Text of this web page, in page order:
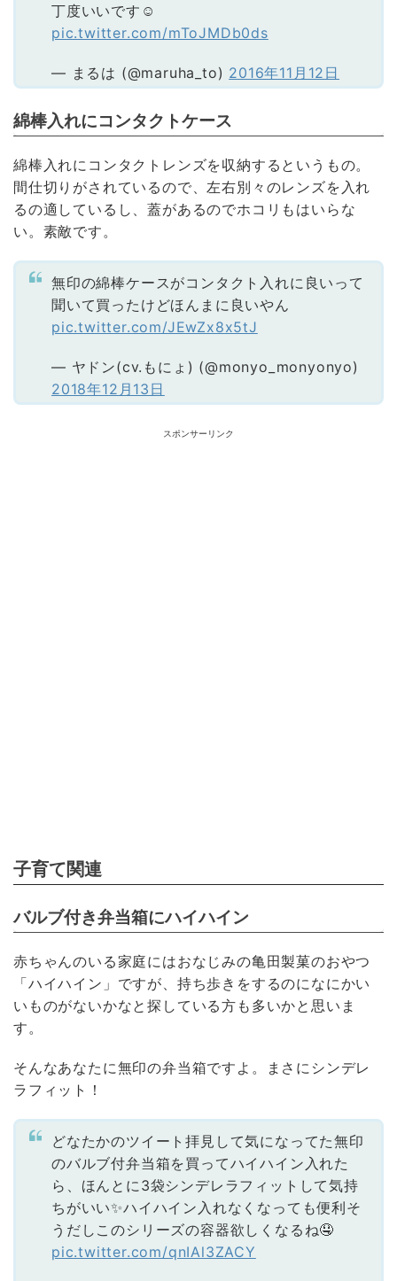
丁度いいです☺️
pic.twitter.com/mToJMDb0ds
— まるは (@maruha_to) 2016年11月12日
綿棒入れにコンタクトケース
綿棒入れにコンタクトレンズを収納するというもの。
間仕切りがされているので、左右別々のレンズを入れ
るの適しているし、蓋があるのでホコリもはいらな
い。素敵です。
無印の綿棒ケースがコンタクト入れに良いって
聞いて買ったけどほんまに良いやん
pic.twitter.com/JEwZx8x5tJ
— ヤドン(cv.もにょ) (@monyo_monyonyo)
2018年12月13日
スポンサーリンク
子育て関連
バルブ付き弁当箱にハイハイン
赤ちゃんのいる家庭にはおなじみの亀田製菓のおやつ
「ハイハイン」ですが、持ち歩きをするのになにかい
いものがないかなと探している方も多いかと思いま
す。
そんなあなたに無印の弁当箱ですよ。まさにシンデレ
ラフィット！
どなたかのツイート拝見して気になってた無印
のバルブ付弁当箱を買ってハイハイン入れた
ら、ほんとに3袋シンデレラフィットして気持
ちがいい✨ハイハイン入れなくなっても便利そ
うだしこのシリーズの容器欲しくなるね🤤
pic.twitter.com/qnIAl3ZACY